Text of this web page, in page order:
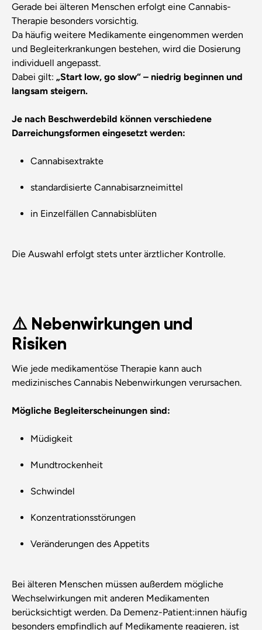
Gerade bei älteren Menschen erfolgt eine Cannabis-
Therapie besonders vorsichtig.
Da häufig weitere Medikamente eingenommen werden
und Begleiterkrankungen bestehen, wird die Dosierung
individuell angepasst.
Dabei gilt: „Start low, go slow“ – niedrig beginnen und
langsam steigern.
Je nach Beschwerdebild können verschiedene
Darreichungsformen eingesetzt werden:
Cannabisextrakte
standardisierte Cannabisarzneimittel
in Einzelfällen Cannabisblüten
Die Auswahl erfolgt stets unter ärztlicher Kontrolle.
⚠️ Nebenwirkungen und
Risiken
Wie jede medikamentöse Therapie kann auch
medizinisches Cannabis Nebenwirkungen verursachen.
Mögliche Begleiterscheinungen sind:
Müdigkeit
Mundtrockenheit
Schwindel
Konzentrationsstörungen
Veränderungen des Appetits
Bei älteren Menschen müssen außerdem mögliche
Wechselwirkungen mit anderen Medikamenten
berücksichtigt werden. Da Demenz-Patient:innen häufig
besonders empfindlich auf Medikamente reagieren, ist